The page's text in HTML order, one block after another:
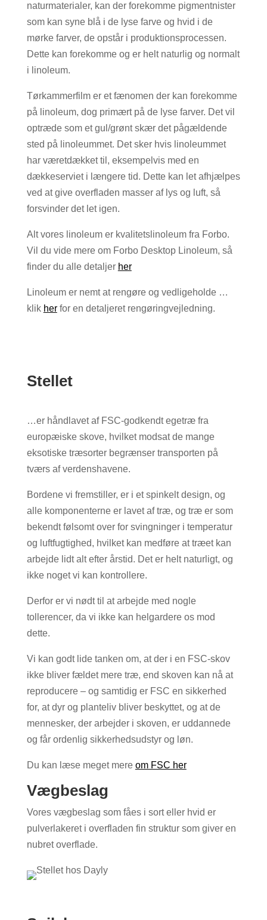
naturmaterialer, kan der forekomme pigmentnister
som kan syne blå i de lyse farve og hvid i de
mørke farver, de opstår i produktionsprocessen.
Dette kan forekomme og er helt naturlig og normalt
i linoleum.
Tørkammerfilm er et fænomen der kan forekomme
på linoleum, dog primært på de lyse farver. Det vil
optræde som et gul/grønt skær det pågældende
sted på linoleummet. Det sker hvis linoleummet
har væretdækket til, eksempelvis med en
dækkeserviet i længere tid. Dette kan let afhjælpes
ved at give overfladen masser af lys og luft, så
forsvinder det let igen.
Alt vores linoleum er kvalitetslinoleum fra Forbo.
Vil du vide mere om Forbo Desktop Linoleum, så
finder du alle detaljer her
Linoleum er nemt at rengøre og vedligeholde …
klik herfor en detaljeret rengøringvejledning.
Stellet
…er håndlavet af FSC-godkendt egetræ fra
europæiske skove, hvilket modsat de mange
eksotiske træsorter begrænser transporten på
tværs af verdenshavene.
Bordene vi fremstiller, er i et spinkelt design, og
alle komponenterne er lavet af træ, og træ er som
bekendt følsomt over for svingninger i temperatur
og luftfugtighed, hvilket kan medføre at træet kan
arbejde lidt alt efter årstid. Det er helt naturligt, og
ikke noget vi kan kontrollere.
Derfor er vi nødt til at arbejde med nogle
tollerencer, da vi ikke kan helgardere os mod
dette.
Vi kan godt lide tanken om, at der i en FSC-skov
ikke bliver fældet mere træ, end skoven kan nå at
reproducere – og samtidig er FSC en sikkerhed
for, at dyr og planteliv bliver beskyttet, og at de
mennesker, der arbejder i skoven, er uddannede
og får ordenlig sikkerhedsudstyr og løn.
Du kan læse meget mere om FSC her
Vægbeslag
Vores vægbeslag som fåes i sort eller hvid er
pulverlakeret i overfladen fin struktur som giver en
nubret overflade.